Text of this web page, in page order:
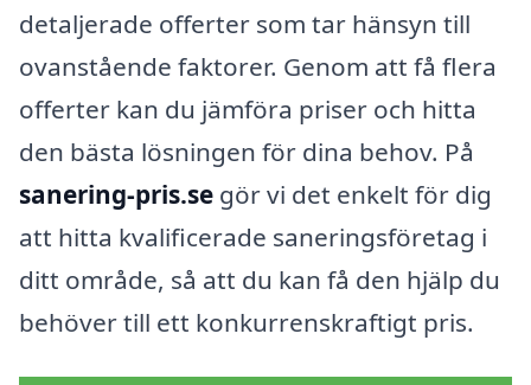
detaljerade offerter som tar hänsyn till
ovanstående faktorer. Genom att få flera
offerter kan du jämföra priser och hitta
den bästa lösningen för dina behov. På
sanering-pris.se gör vi det enkelt för dig
att hitta kvalificerade saneringsföretag i
ditt område, så att du kan få den hjälp du
behöver till ett konkurrenskraftigt pris.